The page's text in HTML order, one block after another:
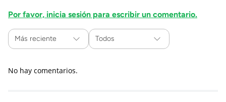
Por favor, inicia sesión para escribir un comentario.
Más reciente Todos
No hay comentarios.